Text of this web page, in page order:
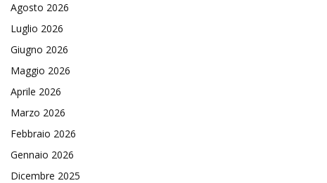
Agosto 2026
Luglio 2026
Giugno 2026
Maggio 2026
Aprile 2026
Marzo 2026
Febbraio 2026
Gennaio 2026
Dicembre 2025